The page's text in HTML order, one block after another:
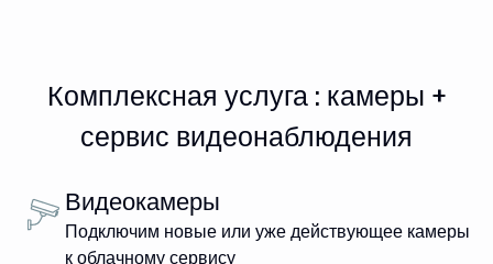
Комплексная услуга : камеры +
сервис видеонаблюдения
Видеокамеры
Подключим новые или уже действующее камеры
к облачному сервису